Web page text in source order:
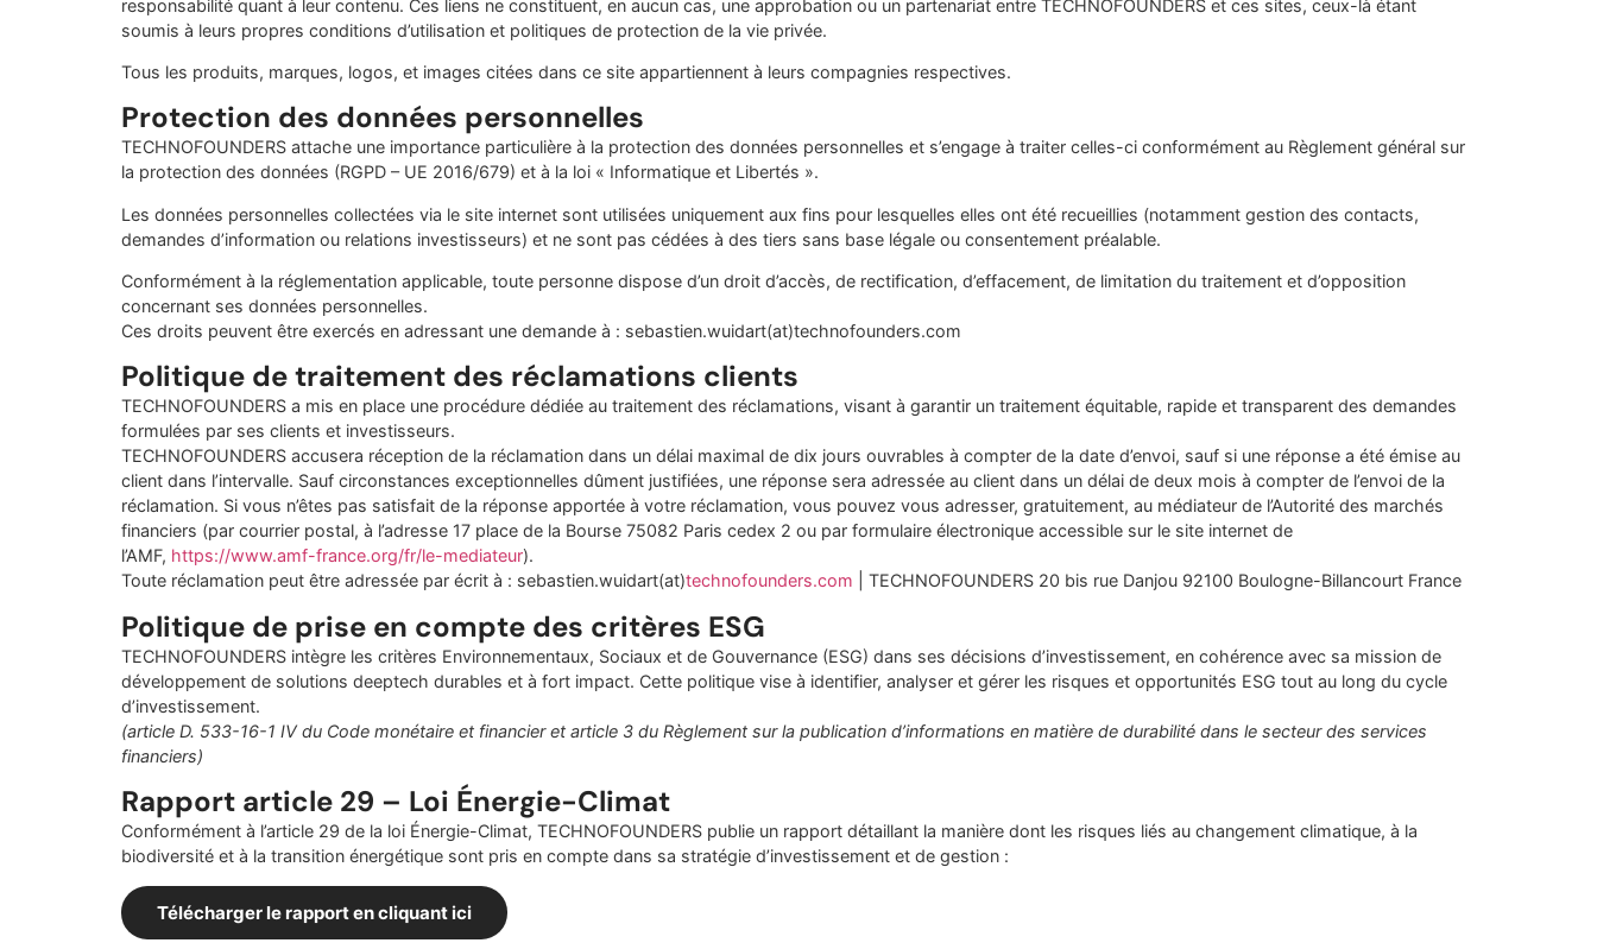
responsabilité quant à leur contenu. Ces liens ne constituent, en aucun cas, une approbation ou un partenariat entre TECHNOFOUNDERS et ces sites, ceux-là étant
soumis à leurs propres conditions d’utilisation et politiques de protection de la vie privée.
Tous les produits, marques, logos, et images citées dans ce site appartiennent à leurs compagnies respectives.
Protection des données personnelles
TECHNOFOUNDERS attache une importance particulière à la protection des données personnelles et s’engage à traiter celles-ci conformément au Règlement général sur
la protection des données (RGPD – UE 2016/679) et à la loi « Informatique et Libertés ».
Les données personnelles collectées via le site internet sont utilisées uniquement aux fins pour lesquelles elles ont été recueillies (notamment gestion des contacts,
demandes d’information ou relations investisseurs) et ne sont pas cédées à des tiers sans base légale ou consentement préalable.
Conformément à la réglementation applicable, toute personne dispose d’un droit d’accès, de rectification, d’effacement, de limitation du traitement et d’opposition
concernant ses données personnelles.
Ces droits peuvent être exercés en adressant une demande à : sebastien.wuidart(at)technofounders.com
Politique de traitement des réclamations clients
TECHNOFOUNDERS a mis en place une procédure dédiée au traitement des réclamations, visant à garantir un traitement équitable, rapide et transparent des demandes
formulées par ses clients et investisseurs.
TECHNOFOUNDERS accusera réception de la réclamation dans un délai maximal de dix jours ouvrables à compter de la date d’envoi, sauf si une réponse a été émise au
client dans l’intervalle. Sauf circonstances exceptionnelles dûment justifiées, une réponse sera adressée au client dans un délai de deux mois à compter de l’envoi de la
réclamation. Si vous n’êtes pas satisfait de la réponse apportée à votre réclamation, vous pouvez vous adresser, gratuitement, au médiateur de l’Autorité des marchés
financiers (par courrier postal, à l’adresse 17 place de la Bourse 75082 Paris cedex 2 ou par formulaire électronique accessible sur le site internet de
l’AMF, https://www.amf-france.org/fr/le-mediateur).
Toute réclamation peut être adressée par écrit à : sebastien.wuidart(at)technofounders.com | TECHNOFOUNDERS 20 bis rue Danjou 92100 Boulogne-Billancourt France
Politique de prise en compte des critères ESG
TECHNOFOUNDERS intègre les critères Environnementaux, Sociaux et de Gouvernance (ESG) dans ses décisions d’investissement, en cohérence avec sa mission de
développement de solutions deeptech durables et à fort impact. Cette politique vise à identifier, analyser et gérer les risques et opportunités ESG tout au long du cycle
d’investissement.
(article D. 533-16-1 IV du Code monétaire et financier et article 3 du Règlement sur la publication d’informations en matière de durabilité dans le secteur des services
financiers)
Rapport article 29 – Loi Énergie-Climat
Conformément à l’article 29 de la loi Énergie-Climat, TECHNOFOUNDERS publie un rapport détaillant la manière dont les risques liés au changement climatique, à la
biodiversité et à la transition énergétique sont pris en compte dans sa stratégie d’investissement et de gestion :
Télécharger le rapport en cliquant ici